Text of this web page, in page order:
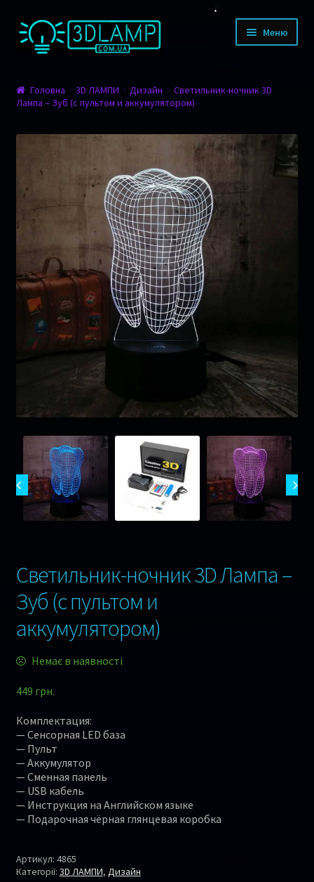
Перейти до навігації
Перейти до контенту Меню
Дизайн
Тварини
Мультфільми
Романтика
Спорт
Транспорт
Музика
Оплата та Доставка
Сертифікати
Гарантія 1 рік !
Головна 3D ЛАМПИ Дизайн
Светильник-ночник 3D
Лампа – Зуб (с пультом и аккумулятором)
Светильник-ночник 3D Лампа –
Зуб (с пультом и
аккумулятором)
Немає в наявності
449 грн.
Комплектация:
— Сенсорная LED база
— Пульт
— Аккумулятор
— Сменная панель
— USB кабель
— Инструкция на Английском языке
— Подарочная чёрная глянцевая коробка
Артикул: 4865
Категорії: 3D ЛАМПИ, Дизайн